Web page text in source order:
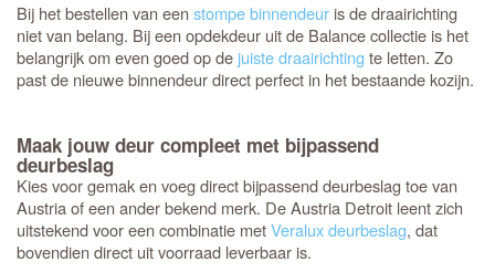
Bij het bestellen van eenstompe binnendeur is de draairichting
niet van belang. Bij een opdekdeur uit de Balance collectie is het
belangrijk om even goed op de juiste draairichtingte letten. Zo
past de nieuwe binnendeur direct perfect in het bestaande kozijn.
Maak jouw deur compleet met bijpassend
deurbeslag
Kies voor gemak en voeg direct bijpassend deurbeslag toe van
Austria of een ander bekend merk. De Austria Detroit leent zich
uitstekend voor een combinatie metVeralux deurbeslag, dat
bovendien direct uit voorraad leverbaar is.